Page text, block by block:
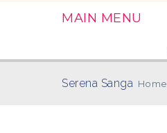
MAIN MENU
Serena Sanga Home